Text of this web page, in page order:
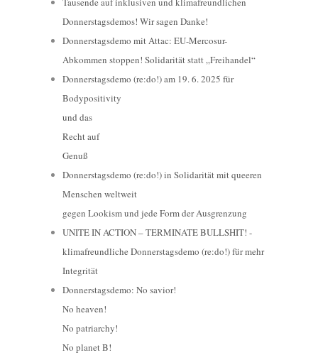
Donnerstagsdemos! Wir sagen Danke!
Donnerstagsdemo mit Attac: EU-Mercosur-
Abkommen stoppen! Solidarität statt „Freihandel“
Donnerstagsdemo (re:do!) am 19. 6. 2025 für
Bodypositivity
und das
Recht auf
Genuß
Donnerstagsdemo (re:do!) in Solidarität mit queeren
Menschen weltweit
gegen Lookism und jede Form der Ausgrenzung
UNITE IN ACTION – TERMINATE BULLSHIT! -
klimafreundliche Donnerstagsdemo (re:do!) für mehr
Integrität
Donnerstagsdemo: No savior!
No heaven!
No patriarchy!
No planet B!